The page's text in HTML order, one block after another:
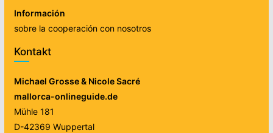
Información
sobre la cooperación con nosotros
Kontakt
Michael Grosse & Nicole Sacré
mallorca-onlineguide.de
Mühle 181
D-42369 Wuppertal